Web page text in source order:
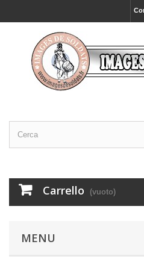
Carrello (vuoto)
MENU